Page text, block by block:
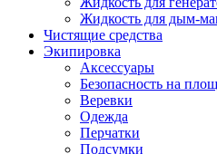
Жидкость для дым-
Чистящие средства
Экипировка
Аксессуары
Безопасность на
Веревки
Одежда
Перчатки
Подсумки